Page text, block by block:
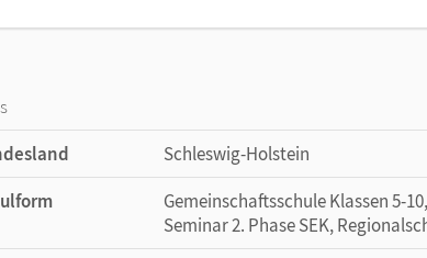
Schleswig-Holstein
Gemeinschaftsschule Klassen 5-
Seminar 2. Phase SEK,